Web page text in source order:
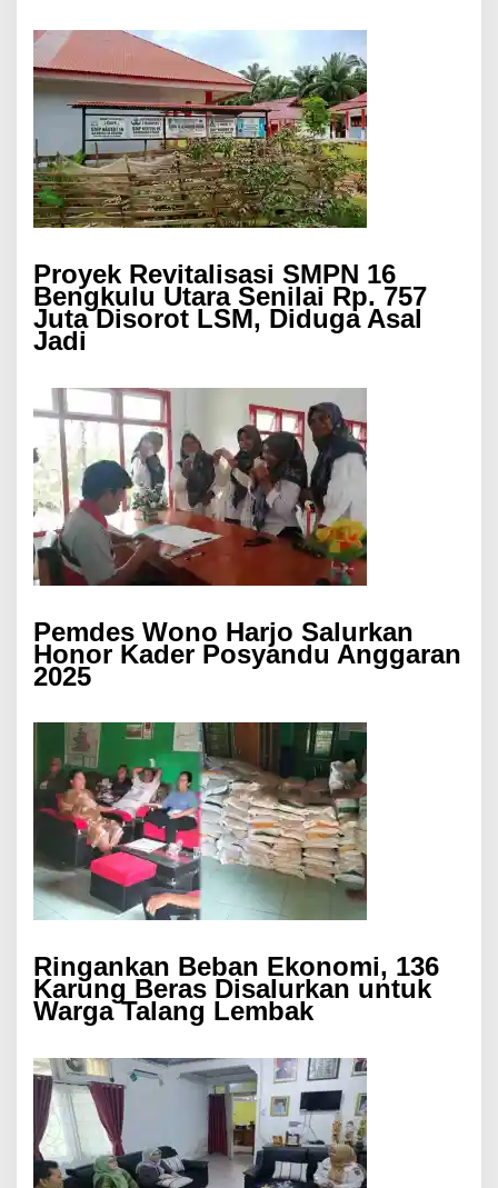
Proyek Revitalisasi SMPN 16
Bengkulu Utara Senilai Rp. 757
Juta Disorot LSM, Diduga Asal
Jadi
Pemdes Wono Harjo Salurkan
Honor Kader Posyandu Anggaran
2025
Ringankan Beban Ekonomi, 136
Karung Beras Disalurkan untuk
Warga Talang Lembak